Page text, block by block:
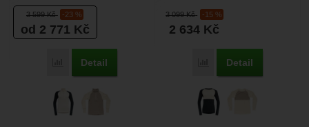
3 599Kč -23 %
od 2 771 Kč
Porovnat
Detail
rolákem na zip vyrobené z
merino vlny a...
3 099Kč -15 %
2 634 Kč
Porovnat
Detail
pro velmi...